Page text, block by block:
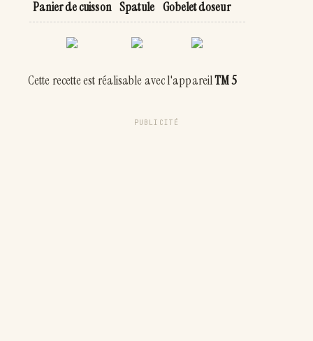
Panier de cuisson Spatule Gobelet doseur
Cette recette est réalisable avec l'appareilTM 5
PUBLICITÉ